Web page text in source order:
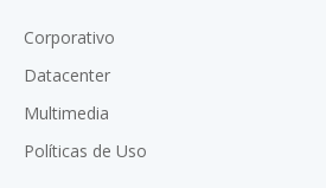
Corporativo
Datacenter
Multimedia
Políticas de Uso